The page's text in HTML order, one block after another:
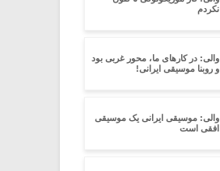
نکردم
والی: در کارهای ما، محور غربی بود
و روبنا موسیقی ایرانی!
والی: موسیقی ایرانی یک موسیقی
افقی است